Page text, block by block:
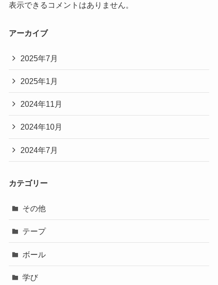
表示できるコメントはありません。
アーカイブ
2025年7月
2025年1月
2024年11月
2024年10月
2024年7月
カテゴリー
その他
テープ
ボール
学び